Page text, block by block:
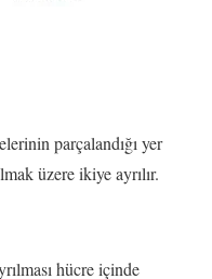
parçalandığı yer
üzere ikiye ayrılır.
hücre içinde